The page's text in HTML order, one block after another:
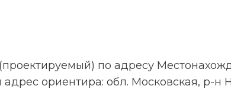
по адресу
ориентира: обл. Московская, р-